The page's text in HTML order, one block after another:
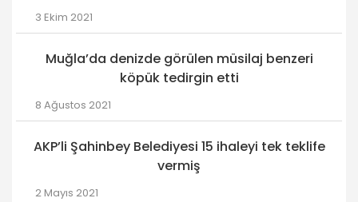
3 Ekim 2021
Muğla’da denizde görülen müsilaj benzeri
köpük tedirgin etti
8 Ağustos 2021
AKP’li Şahinbey Belediyesi 15 ihaleyi tek teklife
vermiş
2 Mayıs 2021